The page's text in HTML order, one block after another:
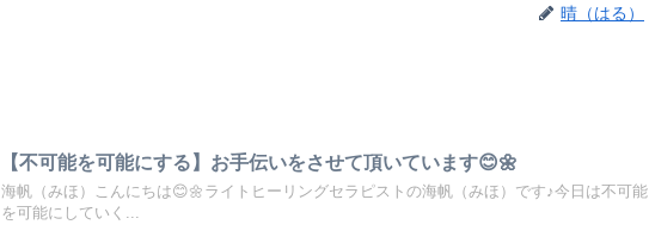
晴（はる）
【不可能を可能にする】お手伝いをさせて頂いています😊🌼
海帆（みほ）こんにちは😊🌼ライトヒーリングセラピストの海帆（みほ）です♪今日は不可能
を可能にしていく...